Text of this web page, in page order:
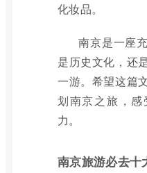
化妆品。
南京是一座
是历史文化，还
一游。希望这篇
划南京之旅，
力。
南京旅游必去十